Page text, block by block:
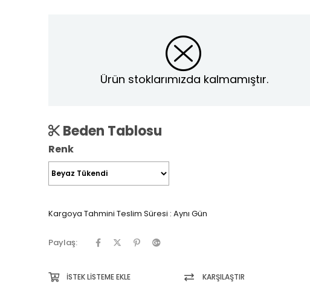
Ürün stoklarımızda kalmamıştır.
Beden Tablosu
Renk
Kargoya Tahmini Teslim Süresi : Aynı Gün
Paylaş:
İSTEK LISTEME EKLE KARŞILAŞTIR